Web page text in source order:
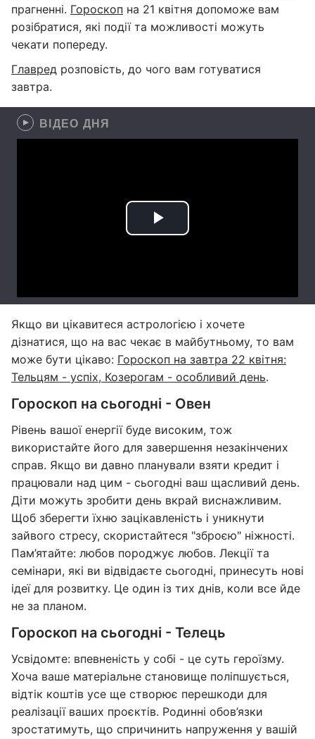
прагненні. Гороскоп на 21 квітня допоможе вам
розібратися, які події та можливості можуть
чекати попереду.
Главред розповість, до чого вам готуватися
завтра.
ВІДЕО ДНЯ
Якщо ви цікавитеся астрологією і хочете
дізнатися, що на вас чекає в майбутньому, то вам
може бути цікаво: Гороскоп на завтра 22 квітня:
Тельцям - успіх, Козерогам - особливий день.
Гороскоп на сьогодні - Овен
Рівень вашої енергії буде високим, тож
використайте його для завершення незакінчених
справ. Якщо ви давно планували взяти кредит і
працювали над цим - сьогодні ваш щасливий день.
Діти можуть зробити день вкрай виснажливим.
Щоб зберегти їхню зацікавленість і уникнути
зайвого стресу, скористайтеся "зброєю" ніжності.
Пам’ятайте: любов породжує любов. Лекції та
семінари, які ви відвідаєте сьогодні, принесуть нові
ідеї для розвитку. Це один із тих днів, коли все йде
не за планом.
Гороскоп на сьогодні - Телець
Усвідомте: впевненість у собі - це суть героїзму.
Хоча ваше матеріальне становище поліпшується,
відтік коштів усе ще створює перешкоди для
реалізації ваших проєктів. Родинні обов’язки
зростатимуть, що спричинить напруження у вашій